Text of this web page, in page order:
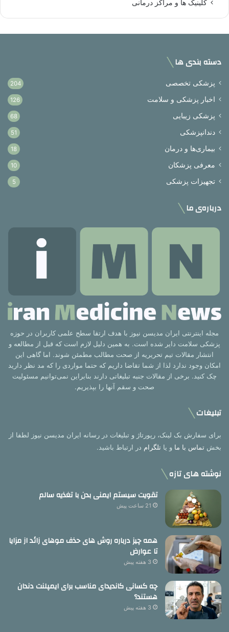
کلینیک ها و مراکز درمانی
دسته بندی ها
پزشکی تخصصی 204
اخبار پزشکی و سلامت 126
پزشکی زیبایی 68
دندانپزشکی 51
بیماری‌ها و درمان 18
معرفی پزشکان 10
تجهیزات پزشکی 5
درباره‌ی ما
مجله اینترنتی ایران مدیسن نیوز با هدف ارتقا سطح علمی کاربران در حوزه
پزشکی سلامت دایر شده است. به همین دلیل لازم است که قبل از مطالعه و
انتشار مقالات تیم تحریریه از صحت مطالب مطمئن شوند. اما گاهی این
امکان وجود ندارد لذا از شما تقاضا داریم که حتما مواردی را که مد نظر دارید
چک کنید. برخی از مقالات جنبه تبلیغاتی دارند بنابراین نمی‌توانیم مسئولیت
صحت و سقم آنها را بپذیریم.
تبلیغات
برای سفارش بک لینک، رپورتاژ و تبلیغات در رسانه ایران مدیسن نیوز لطفا از
بخش تماس با ما و یا تلگرام در ارتباط باشید.
نوشته های تازه
تقویت سیستم ایمنی بدن با تغذیه سالم
21 ساعت پیش
همه چیز درباره روش های حذف موهای زائد از مزایا
تا عوارض
3 هفته پیش
چه کسانی کاندیدای مناسب برای ایمپلنت دندان
هستند؟
3 هفته پیش